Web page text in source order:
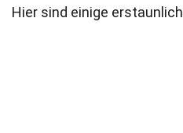
Hier sind einige